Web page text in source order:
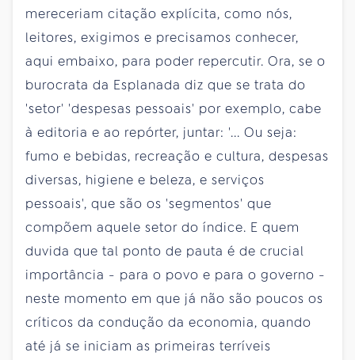
mereceriam citação explícita, como nós,
leitores, exigimos e precisamos conhecer,
aqui embaixo, para poder repercutir. Ora, se o
burocrata da Esplanada diz que se trata do
'setor' 'despesas pessoais' por exemplo, cabe
à editoria e ao repórter, juntar: '... Ou seja:
fumo e bebidas, recreação e cultura, despesas
diversas, higiene e beleza, e serviços
pessoais', que são os 'segmentos' que
compõem aquele setor do índice. E quem
duvida que tal ponto de pauta é de crucial
importância - para o povo e para o governo -
neste momento em que já não são poucos os
críticos da condução da economia, quando
até já se iniciam as primeiras terríveis